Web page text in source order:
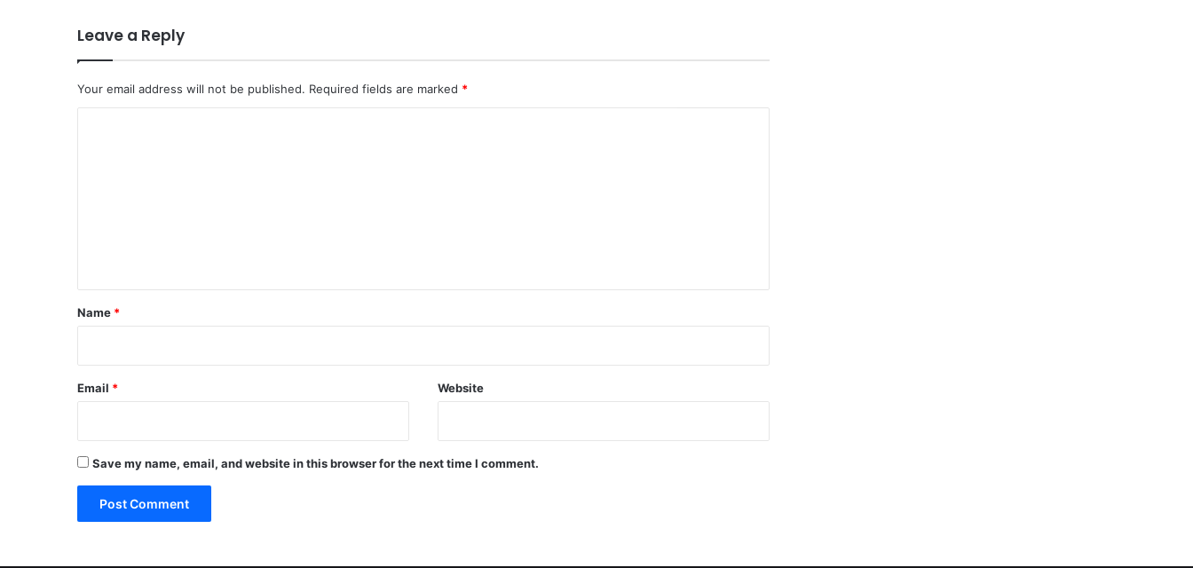
Leave a Reply
Your email address will not be published. Required fields are marked *
Name *
Email * Website
Save my name, email, and website in this browser for the next time I comment.